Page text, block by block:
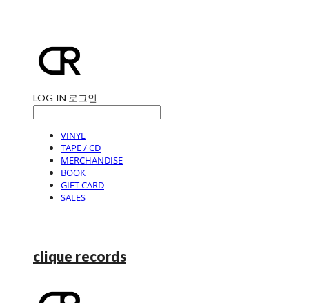
LOG IN 로그인
VINYL
TAPE / CD
MERCHANDISE
BOOK
GIFT CARD
SALES
clique records